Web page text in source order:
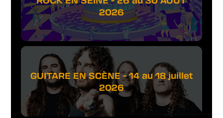
2026
GUITARE EN SCÈNE - 14 au 18 juillet
2026